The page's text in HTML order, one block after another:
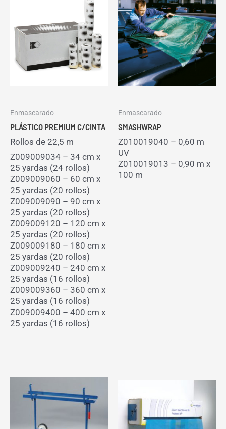
Enmascarado
PLÁSTICO PREMIUM C/CINTA
Rollos de 22,5 m
Z009009034 – 34 cm x
25 yardas (24 rollos)
Z009009060 – 60 cm x
25 yardas (20 rollos)
Z009009090 – 90 cm x
25 yardas (20 rollos)
Z009009120 – 120 cm x
25 yardas (20 rollos)
Z009009180 – 180 cm x
25 yardas (20 rollos)
Z009009240 – 240 cm x
25 yardas (16 rollos)
Z009009360 – 360 cm x
25 yardas (16 rollos)
Z009009400 – 400 cm x
25 yardas (16 rollos)
Enmascarado
SMASHWRAP
Z010019040 – 0,60 m
UV
Z010019013 – 0,90 m x
100 m